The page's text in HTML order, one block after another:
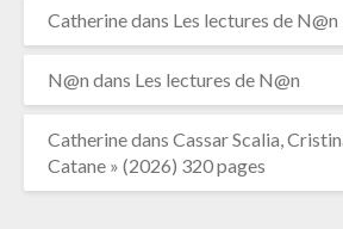
Catherinedans Les lectures de N@n
N@n dans Les lectures de N@n
Catherinedans Cassar Scalia,
Catane » (2026) 320 pages